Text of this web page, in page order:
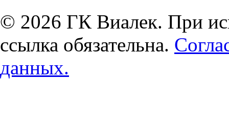
© 2026 ГК Виалек. При
ссылка обязательна.
данных.